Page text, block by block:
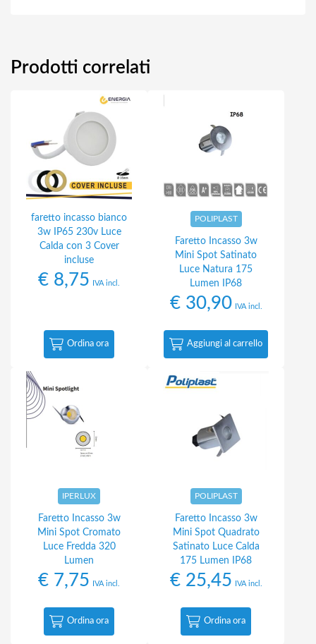
Prodotti correlati
faretto incasso bianco
3w IP65 230v Luce
Calda con 3 Cover
incluse
€ 8,75 IVA incl.
Ordina ora
POLIPLAST
Faretto Incasso 3w
Mini Spot Satinato
Luce Natura 175
Lumen IP68
€30,90 IVA incl.
Aggiungi al carrello
IPERLUX
Faretto Incasso 3w
Mini Spot Cromato
Luce Fredda 320
Lumen
€ 7,75 IVA incl.
Ordina ora
POLIPLAST
Faretto Incasso 3w
Mini Spot Quadrato
Satinato Luce Calda
175 Lumen IP68
€25,45 IVA incl.
Ordina ora